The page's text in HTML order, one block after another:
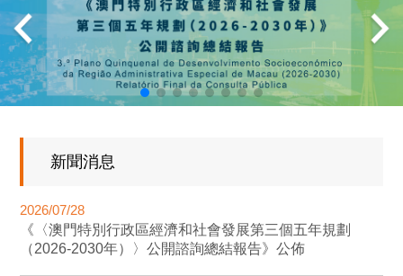
新聞消息
2026/07/28
《〈澳門特別行政區經濟和社會發展第三個五年規劃
（2026-2030年）〉公開諮詢總結報告》公佈